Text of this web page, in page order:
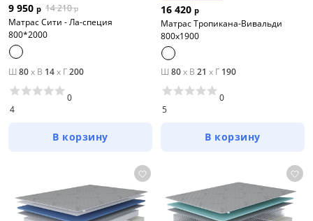
9 950 р 14 210 р
Матрас Сити - Ла-специя
800*2000
Ш 80x В 14x Г200
4
0
В корзину
16 420 р
Матрас Тропикана-Вивальди
800х1900
Ш 80x В 21 x Г 190
5
0
В корзину